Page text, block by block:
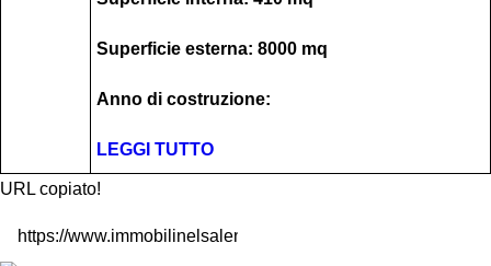
Superficie esterna: 8000 mq
Anno di costruzione:
LEGGI TUTTO
URL copiato!